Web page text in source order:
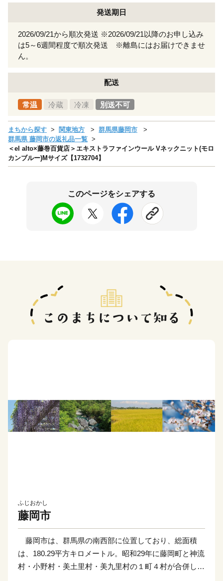
発送期日
2026/09/21から順次発送 ※2026/09/21以降のお申し込み
は5～6週間程度で順次発送 ※離島にはお届けできませ
ん。
配送
常温 冷蔵 冷凍 別送不可
まちから探す 関東地方
群馬県藤岡市
群馬県 藤岡市の返礼品一覧
＜el alto×藤巻百貨店＞エキストラファインウール Vネックニット(モロ
カンブルー)Mサイズ【1732704】
このページをシェアする
ふじおかし
藤岡市
藤岡市は、群馬県の南西部に位置しており、総面積
は、180.29平方キロメートル。昭和29年に藤岡町と神流
村・小野村・美土里村・美九里村の１町４村が合併して